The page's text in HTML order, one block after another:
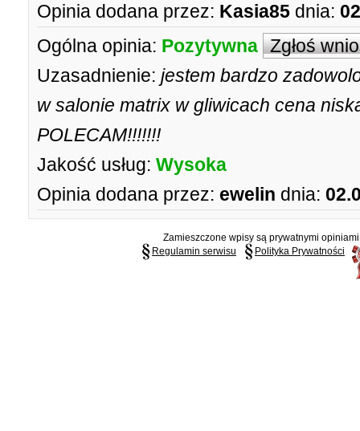
Opinia dodana przez: Kasia85 dnia:
Ogólna opinia: Pozytywna Zgłoś
Uzasadnienie: jestem bardzo
w salonie matrix w gliwicach cena
POLECAM!!!!!!!
Jakość usług: Wysoka
Opinia dodana przez: ewelin dnia:
Zamieszczone wpisy są prywatnymi
Regulamin serwisu
Polityka Prywatności